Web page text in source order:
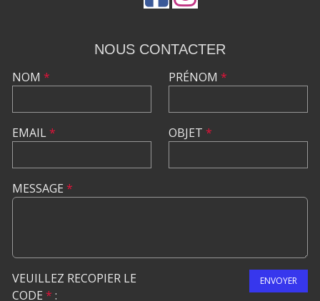
NOUS CONTACTER
NOM *
EMAIL*
PRÉNOM *
OBJET *
MESSAGE *
VEUILLEZ RECOPIER LE
CODE * :
ENVOYER